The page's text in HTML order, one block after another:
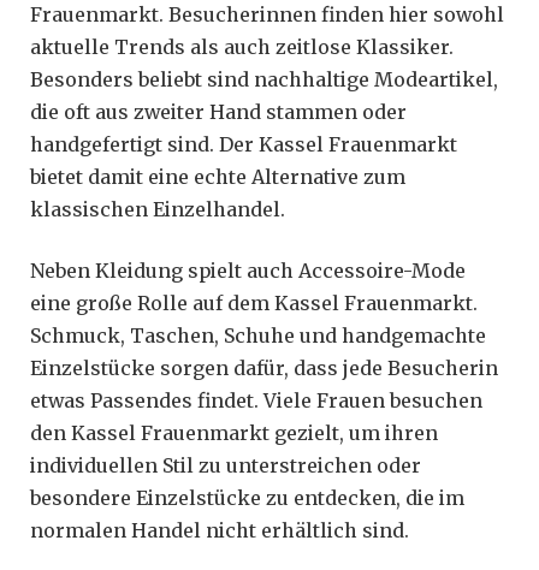
Frauenmarkt. Besucherinnen finden hier sowohl
aktuelle Trends als auch zeitlose Klassiker.
Besonders beliebt sind nachhaltige Modeartikel,
die oft aus zweiter Hand stammen oder
handgefertigt sind. Der Kassel Frauenmarkt
bietet damit eine echte Alternative zum
klassischen Einzelhandel.
Neben Kleidung spielt auch Accessoire-Mode
eine große Rolle auf dem Kassel Frauenmarkt.
Schmuck, Taschen, Schuhe und handgemachte
Einzelstücke sorgen dafür, dass jede Besucherin
etwas Passendes findet. Viele Frauen besuchen
den Kassel Frauenmarkt gezielt, um ihren
individuellen Stil zu unterstreichen oder
besondere Einzelstücke zu entdecken, die im
normalen Handel nicht erhältlich sind.